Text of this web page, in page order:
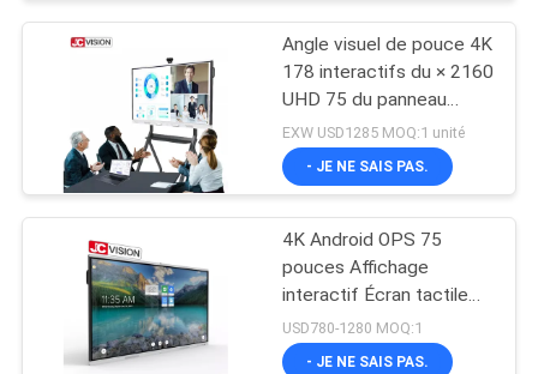
Affichage étiré
d'affichage à
cristaux liquides de
barre
Écran LCD
transparent
Angle visuel de pouce 4K
178 interactifs du × 2160
UHD 75 du panneau
blanc 3840 de
conférence de JCVISION
EXW USD1285 MOQ:1 unité
- JE NE SAIS PAS.
4K Android OPS 75
pouces Affichage
interactif Écran tactile
intelligent Tableau
interactif
USD780-1280 MOQ:1
- JE NE SAIS PAS.